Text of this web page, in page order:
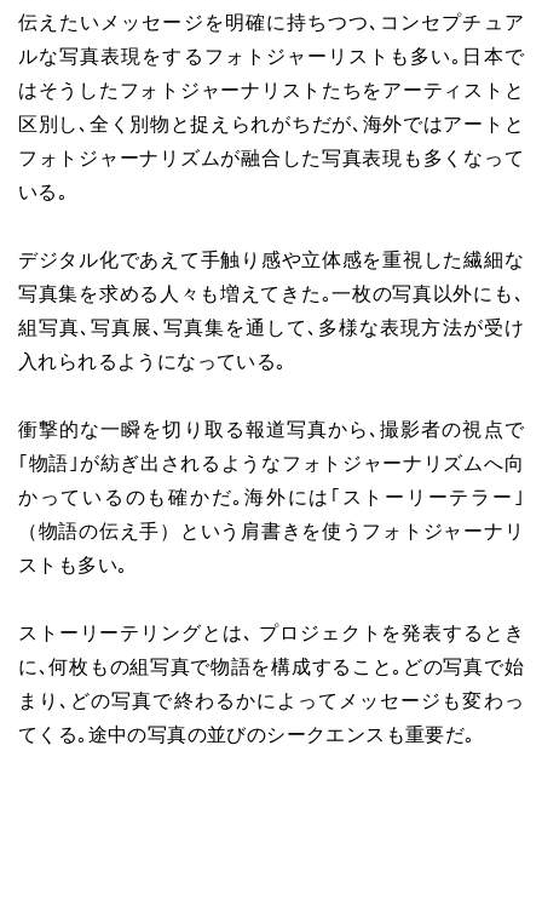
伝えたいメッセージを明確に持ちつつ､コンセプチュア
ルな写真表現をするフォトジャーリストも多い｡日本で
はそうしたフォトジャーナリストたちをアーティストと
区別し､全く別物と捉えられがちだが､海外ではアートと
フォトジャーナリズムが融合した写真表現も多くなって
いる｡
デジタル化であえて手触り感や立体感を重視した繊細な
写真集を求める人々も増えてきた｡一枚の写真以外にも､
組写真､写真展､写真集を通して､多様な表現方法が受け
入れられるようになっている｡
衝撃的な一瞬を切り取る報道写真から､撮影者の視点で
｢物語｣が紡ぎ出されるようなフォトジャーナリズムへ向
かっているのも確かだ｡海外には｢ストーリーテラー｣
（物語の伝え手）という肩書きを使うフォトジャーナリ
ストも多い｡
ストーリーテリングとは､ プロジェクトを発表するとき
に､何枚もの組写真で物語を構成すること｡どの写真で始
まり､どの写真で終わるかによってメッセージも変わっ
てくる｡途中の写真の並びのシークエンスも重要だ｡